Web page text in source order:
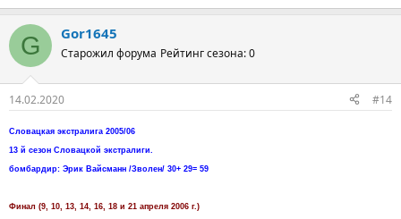
G Gor1645
Старожил форума Рейтинг сезона: 0
14.02.2020 #14
Словацкая экстралига 2005/06
13 й сезон Словацкой экстралиги.
бомбардир: Эрик Вайсманн /Зволен/ 30+ 29= 59
Финал (9, 10, 13, 14, 16, 18 и 21 апреля 2006 г.)